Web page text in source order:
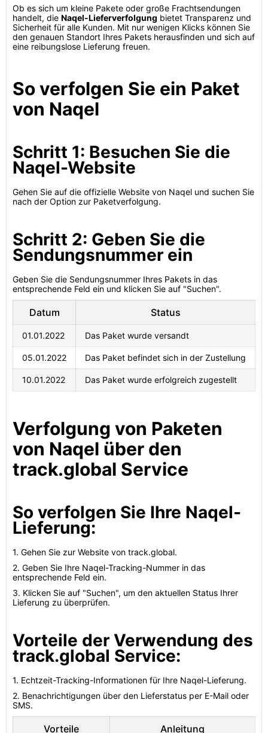
Ob es sich um kleine Pakete oder große Frachtsendungen
handelt, die Naqel-Lieferverfolgung bietet Transparenz und
Sicherheit für alle Kunden. Mit nur wenigen Klicks können Sie
den genauen Standort Ihres Pakets herausfinden und sich auf
eine reibungslose Lieferung freuen.
So verfolgen Sie ein Paket
von Naqel
Schritt 1: Besuchen Sie die
Naqel-Website
Gehen Sie auf die offizielle Website von Naqel und suchen Sie
nach der Option zur Paketverfolgung.
Schritt 2: Geben Sie die
Sendungsnummer ein
Geben Sie die Sendungsnummer Ihres Pakets in das
entsprechende Feld ein und klicken Sie auf "Suchen".
Datum Status
01.01.2022 Das Paket wurde versandt
05.01.2022 Das Paket befindet sich in der Zustellung
10.01.2022 Das Paket wurde erfolgreich zugestellt
Verfolgung von Paketen
von Naqel über den
track.global Service
So verfolgen Sie Ihre Naqel-
Lieferung:
1. Gehen Sie zur Website von track.global.
2. Geben Sie Ihre Naqel-Tracking-Nummer in das
entsprechende Feld ein.
3. Klicken Sie auf "Suchen", um den aktuellen Status Ihrer
Lieferung zu überprüfen.
Vorteile der Verwendung des
track.global Service:
1. Echtzeit-Tracking-Informationen für Ihre Naqel-Lieferung.
2. Benachrichtigungen über den Lieferstatus per E-Mail oder
SMS.
Vorteile Anleitung